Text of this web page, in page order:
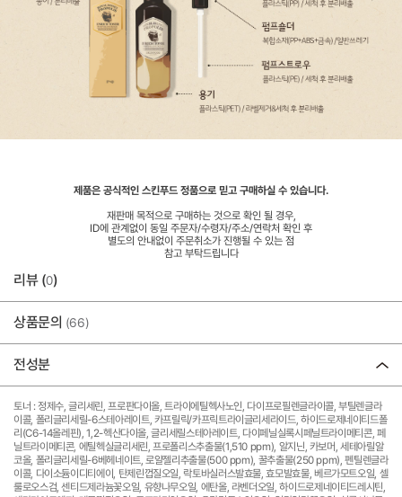
제품은 공식적인 스킨푸드 정품으로 믿고 구매하실 수 있습니다.
재판매 목적으로 구매하는 것으로 확인 될 경우,
ID에 관계없이 동일 주문자/수령자/주소/연락처 확인 후
별도의 안내없이 주문취소가 진행될 수 있는 점
참고 부탁드립니다
리뷰 (0)
상품문의 (66)
전성분
토너 : 정제수, 글리세린, 프로판다이올, 트라이에틸헥사노인, 다이프로필렌글라이콜, 부틸렌글라
이콜, 폴리글리세릴-6스테아레이트, 카프릴릭/카프릭트라이글리세라이드, 하이드로제네이티드폴
리(C6-14올레핀), 1,2-헥산다이올, 글리세릴스테아레이트, 다이페닐실록시페닐트라이메티콘, 페
닐트라이메티콘, 에틸헥실글리세린, 프로폴리스추출물(1,510 ppm), 알지닌, 카보머, 세테아릴알
코올, 폴리글리세릴-6베헤네이트, 로얄젤리추출물(500 ppm), 꿀추출물(250 ppm), 펜틸렌글라
이콜, 다이소듐이디티에이, 탄제린껍질오일, 락토바실러스발효물, 효모발효물, 베르가모트오일, 셀
룰로오스검, 센티드제라늄꽃오일, 유향나무오일, 에탄올, 라벤더오일, 하이드로제네이티드레시틴,